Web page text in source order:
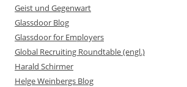
Geist und Gegenwart
Glassdoor Blog
Glassdoor for Employers
Global Recruiting Roundtable (engl.)
Harald Schirmer
Helge Weinbergs Blog